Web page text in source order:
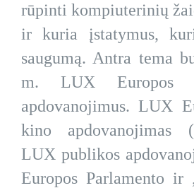
rūpinti kompiuterinių
ir kuria įstatymus,
saugumą. Antra tema
m. LUX Europos
apdovanojimus. LUX
kino apdovanojimas
LUX publikos
Europos Parlamento ir